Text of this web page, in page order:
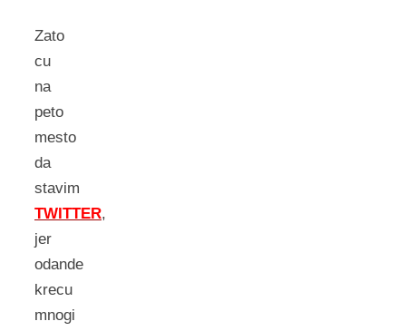
Zato
cu
na
peto
mesto
da
stavim
TWITTER,
jer
odande
krecu
mnogi